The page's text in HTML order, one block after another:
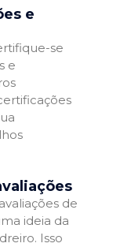
e
se
e
de
ideia da
Isso